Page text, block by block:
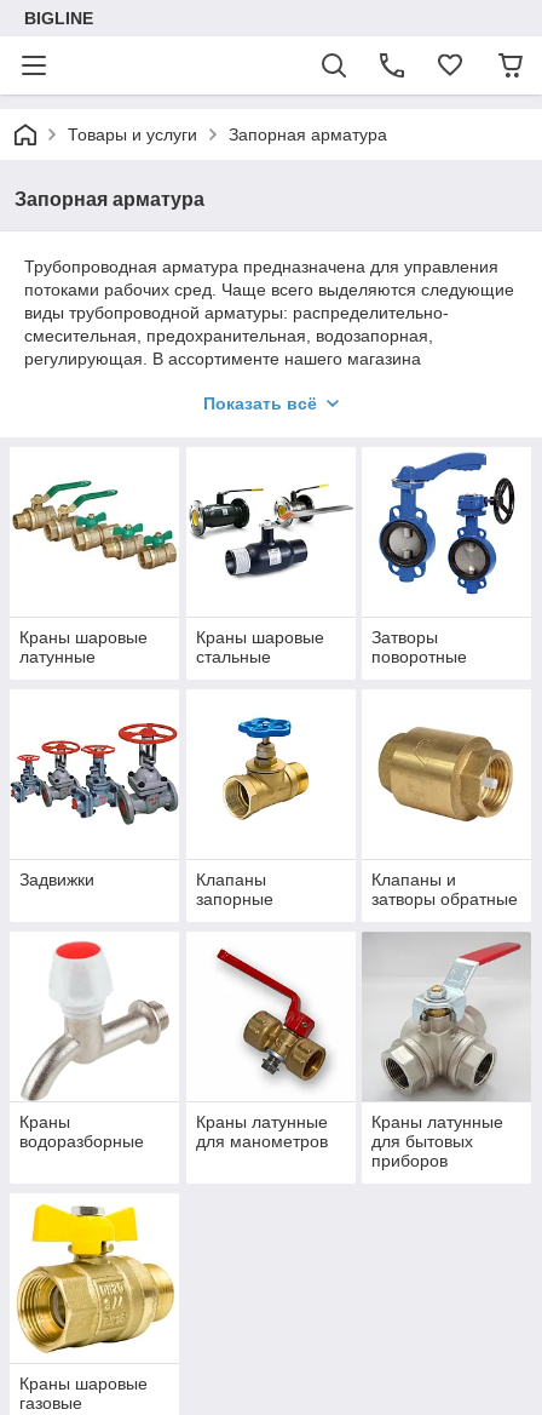
BIGLINE
Товары и услуги Запорная арматура
Запорная арматура
Трубопроводная арматура предназначена для управления
потоками рабочих сред. Чаще всего выделяются следующие
виды трубопроводной арматуры: распределительно-
смесительная, предохранительная, водозапорная,
регулирующая. В ассортименте нашего магазина
ведущих производителей в данной области.
оборудование, относящееся к категории Запорная арматура
и электроприводы. У нас есть надежные задвижки, краны,
клапаны, а также электроприводы, запчасти, редукторы для
запорной арматуры
Показать всё
Краны шаровые
латунные
Краны шаровые
стальные
Затворы
поворотные
Задвижки
Клапаны
запорные
Клапаны и
затворы обратные
Краны
водоразборные
Краны латунные
для манометров
Краны латунные
для бытовых
приборов
Краны шаровые
газовые